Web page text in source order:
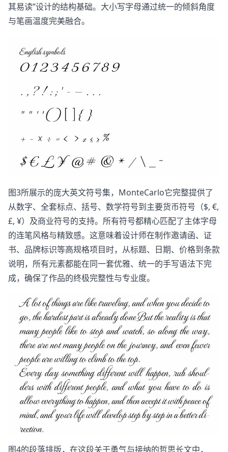
其易读”设计的结构基础。大小写字母通过统一的倾斜角度
与笔画温度完美融合。
图3所展示的庞大英文符号集，MonteCarlo它完整提供了
从数字、全套标点、括号、数学符号到主要货币符号（$, €,
£, ¥）及商业符号的支持。所有符号都精心匹配了主体字母
的连笔风格与精致感。这意味着设计师在制作邀请函、证
书、品牌标识等高规格项目时，从标题、日期、价格到条款
说明，所有元素都能在同一套优雅、统一的手写语法下完
成，确保了作品的终极完整性与专业度。
图4的段落排版，在这段关于勇气与接纳的哲思长文中，